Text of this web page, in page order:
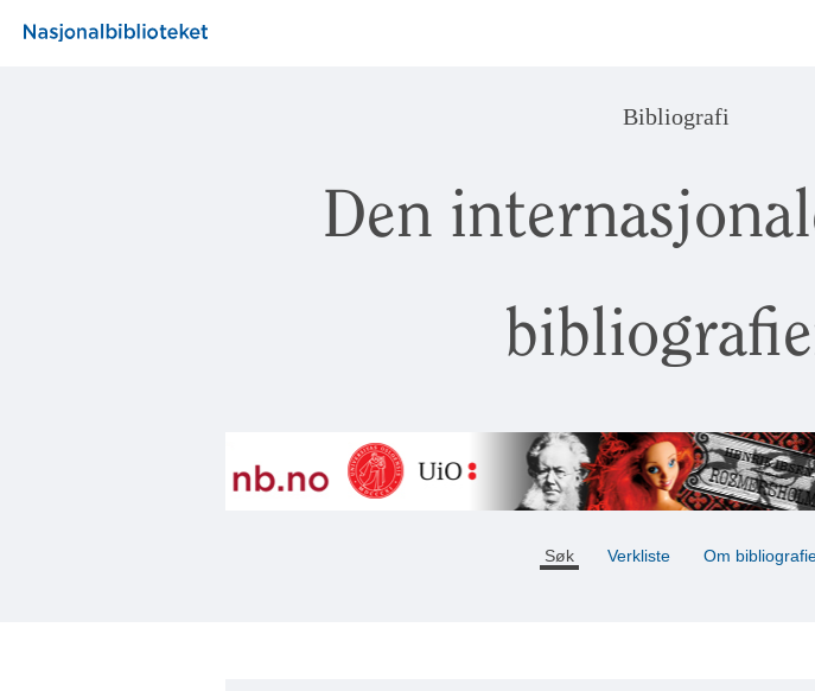
Bibliografi
Den
Søk Verkliste Om